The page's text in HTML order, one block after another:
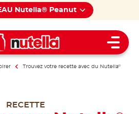
Nutella® Peanut
Open
Trouvez votre recette avec du Nutella®
RECETTE